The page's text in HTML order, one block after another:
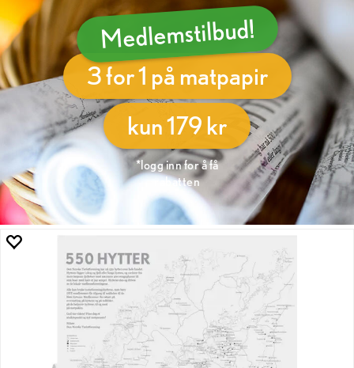
Medlemstilbud!
3 for 1 på matpapir
kun 179 kr
*logg inn for å få
rabatten